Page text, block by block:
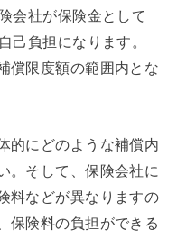
会社が保険金として
己負担になります。
償限度額の範囲内とな
的にどのような補償内
。そして、保険会社に
料などが異なりますの
保険料の負担ができる